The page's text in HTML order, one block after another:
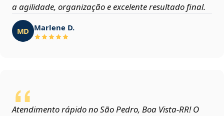
a agilidade, organização e excelente resultado final.
MD Marlene D.
Atendimento rápido no São Pedro, Boa Vista‑RR! O